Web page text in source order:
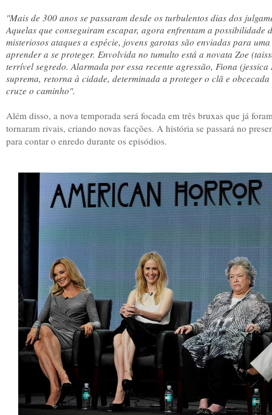
"Mais de 300 anos se passaram desde os turbulentos dias dos
Aquelas que conseguiram escapar, agora enfrentam a possibilidade
misteriosos ataques a espécie, jovens garotas são enviadas para
aprender a se proteger. Envolvida no tumulto está a novata Zoe
terrível segredo. Alarmada por essa recente agressão, Fiona (jessica
suprema, retorna à cidade, determinada a proteger o clã e
cruze o caminho".
Além disso, a nova temporada será focada em três bruxas que já
tornaram rivais, criando novas facções. A história se passará no
para contar o enredo durante os episódios.